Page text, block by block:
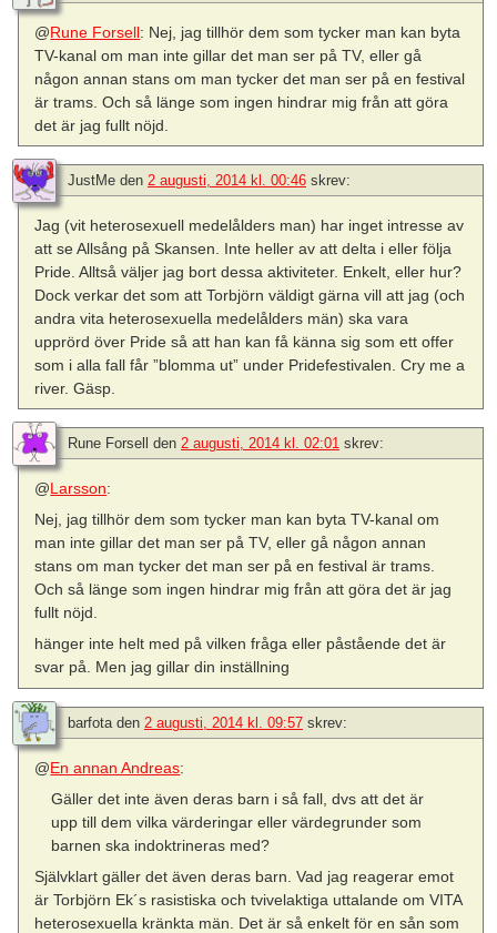
@Rune Forsell: Nej, jag tillhör dem som tycker man kan byta
TV-kanal om man inte gillar det man ser på TV, eller gå
någon annan stans om man tycker det man ser på en festival
är trams. Och så länge som ingen hindrar mig från att göra
det är jag fullt nöjd.
JustMe den 2 augusti, 2014 kl. 00:46 skrev:
Jag (vit heterosexuell medelålders man) har inget intresse av
att se Allsång på Skansen. Inte heller av att delta i eller följa
Pride. Alltså väljer jag bort dessa aktiviteter. Enkelt, eller hur?
Dock verkar det som att Torbjörn väldigt gärna vill att jag (och
andra vita heterosexuella medelålders män) ska vara
upprörd över Pride så att han kan få känna sig som ett offer
som i alla fall får ”blomma ut” under Pridefestivalen. Cry me a
river. Gäsp.
Rune Forsell den 2 augusti, 2014 kl. 02:01 skrev:
@Larsson:
Nej, jag tillhör dem som tycker man kan byta TV-kanal om
man inte gillar det man ser på TV, eller gå någon annan
stans om man tycker det man ser på en festival är trams.
Och så länge som ingen hindrar mig från att göra det är jag
fullt nöjd.
hänger inte helt med på vilken fråga eller påstående det är
svar på. Men jag gillar din inställning
barfota den 2 augusti, 2014 kl. 09:57 skrev:
@En annan Andreas:
Gäller det inte även deras barn i så fall, dvs att det är
upp till dem vilka värderingar eller värdegrunder som
barnen ska indoktrineras med?
Självklart gäller det även deras barn. Vad jag reagerar emot
är Torbjörn Ek´s rasistiska och tvivelaktiga uttalande om VITA
heterosexuella kränkta män. Det är så enkelt för en sån som